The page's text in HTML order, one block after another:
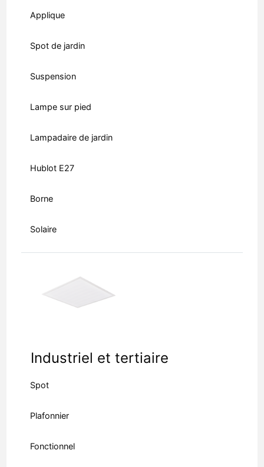
Applique
Spot de jardin
Suspension
Lampe sur pied
Lampadaire de jardin
Hublot E27
Borne
Solaire
Industriel et tertiaire
Spot
Plafonnier
Fonctionnel